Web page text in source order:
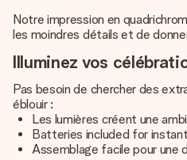
Notre impression en
les moindres détails et de
Illuminez vos
Pas besoin de chercher des
éblouir :
Les lumières créent une
Batteries included for
Assemblage facile pour une